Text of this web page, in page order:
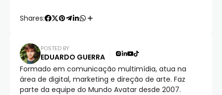
Shares:
POSTED BY
EDUARDO GUERRA
Formado em comunicação multimídia, atua na
área de digital, marketing e direção de arte. Faz
parte da equipe do Mundo Avatar desde 2007.